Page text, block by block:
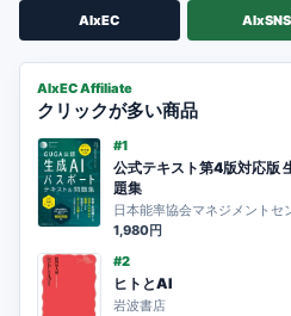
AIxEC AIxSNS
AIxEC Affiliate
クリックが多い商品
#1
公式テキスト第4版対応版
題集
日本能率協会マネジメントセ
1,980円
#2
ヒトとAI
岩波書店